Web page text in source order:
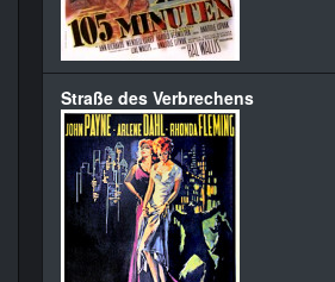
Straße des Verbrechens